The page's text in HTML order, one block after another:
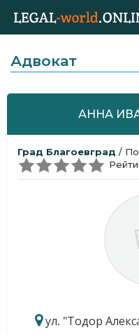
Адвокат
АННА
Град Благоевград /
ул. "Тодор